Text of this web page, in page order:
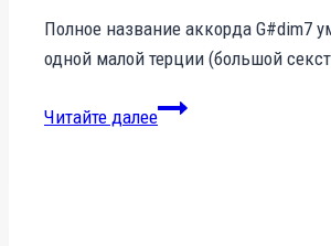
Полное название аккорда G#dim7
одной малой терции (большой
Читайте далееАккорд